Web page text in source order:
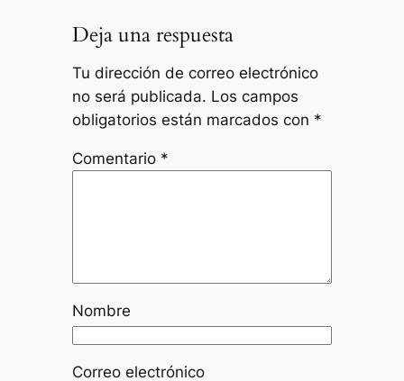
Deja una respuesta
Tu dirección de correo electrónico
no será publicada. Los campos
obligatorios están marcados con *
Comentario *
Nombre
Correo electrónico